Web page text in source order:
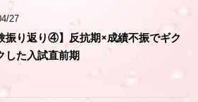
27
振り返り④】反抗期×成績不振でギク
した入試直前期